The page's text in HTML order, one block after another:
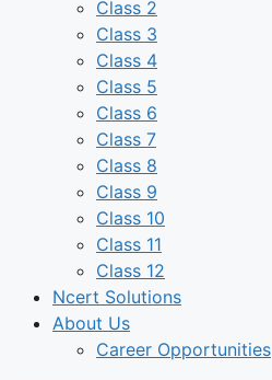
Class 2
Class 3
Class 4
Class 5
Class 6
Class 7
Class 8
Class 9
Class 10
Class 11
Class 12
Ncert Solutions
About Us
Career Opportunities